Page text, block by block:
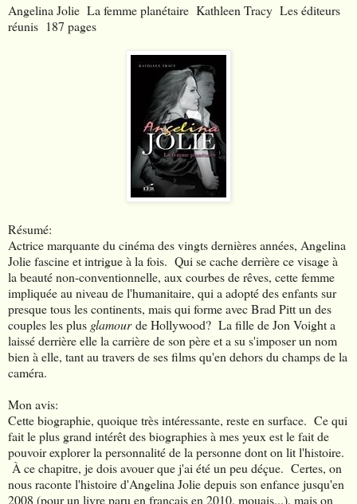
Angelina Jolie La femme planétaire Kathleen Tracy Les éditeurs
réunis 187 pages
Résumé:
Actrice marquante du cinéma des vingts dernières années, Angelina
Jolie fascine et intrigue à la fois. Qui se cache derrière ce visage à
la beauté non-conventionnelle, aux courbes de rêves, cette femme
impliquée au niveau de l'humanitaire, qui a adopté des enfants sur
presque tous les continents, mais qui forme avec Brad Pitt un des
couples les plus glamourde Hollywood? La fille de Jon Voight a
laissé derrière elle la carrière de son père et a su s'imposer un nom
bien à elle, tant au travers de ses films qu'en dehors du champs de la
caméra.
Mon avis:
Cette biographie, quoique très intéressante, reste en surface. Ce qui
fait le plus grand intérêt des biographies à mes yeux est le fait de
pouvoir explorer la personnalité de la personne dont on lit l'histoire.
À ce chapitre, je dois avouer que j'ai été un peu déçue. Certes, on
nous raconte l'histoire d'Angelina Jolie depuis son enfance jusqu'en
2008 (pour un livre paru en français en 2010, mouais...), mais on